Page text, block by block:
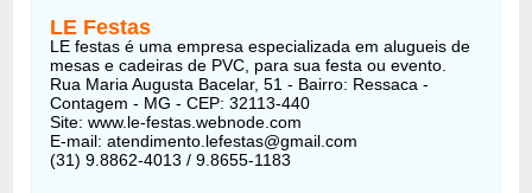
LE Festas
LE festas é uma empresa especializada em alugueis de
mesas e cadeiras de PVC, para sua festa ou evento.
Rua Maria Augusta Bacelar, 51 - Bairro: Ressaca -
Contagem - MG - CEP: 32113-440
Site: www.le-festas.webnode.com
E-mail:atendimento.lefestas@gmail.com
(31) 9.8862-4013 / 9.8655-1183